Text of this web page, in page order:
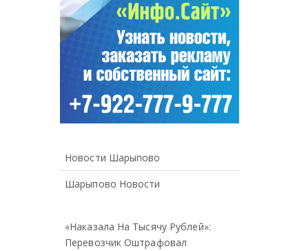
Новости Шарыпово
Шарыпово Новости
«Наказала На Тысячу Рублей»:
Перевозчик Оштрафовал